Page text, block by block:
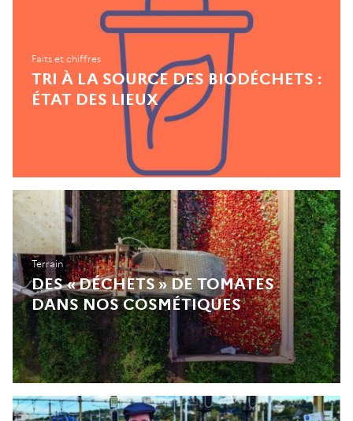
Faits et chiffres
TRI À LA SOURCE DES BIODÉCHETS :
ÉTAT DES LIEUX
Terrain
DES « DÉCHETS » DE TOMATES
DANS NOS COSMÉTIQUES